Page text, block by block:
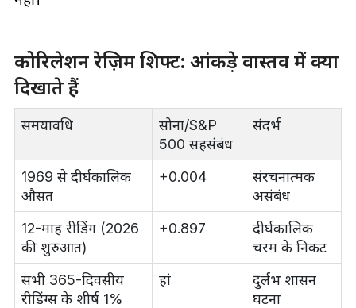
कोरिलेशन रेज़िम शिफ्ट: आंकड़े वास्तव में क्या
दिखाते हैं
समयावधि
सोना/S&P
500 सहसंबंध
संदर्भ
1969 से दीर्घकालिक
औसत
+0.004
संरचनात्मक
असंबंध
12-माह रीडिंग (2026
की शुरुआत)
+0.897
दीर्घकालिक
चरम के निकट
सभी 365-दिवसीय
रीडिंग्स के शीर्ष 1%
हां
दुर्लभ शासन
घटना